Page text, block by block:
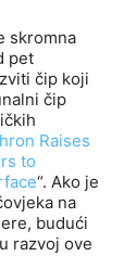
skromna
pet
čip koji
čip
Raises
to
“. Ako je
na
budući
razvoj ove